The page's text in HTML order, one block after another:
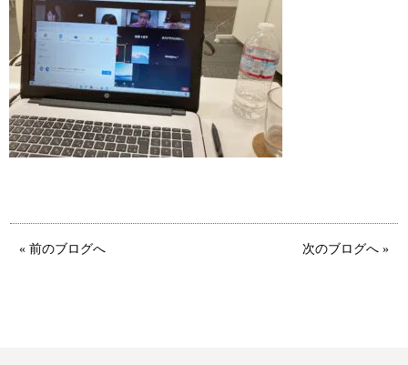
特定商取引法の表記につい
て
« 前のブログへ 次のブログへ »